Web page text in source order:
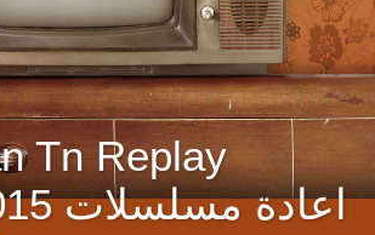
Tn Replay